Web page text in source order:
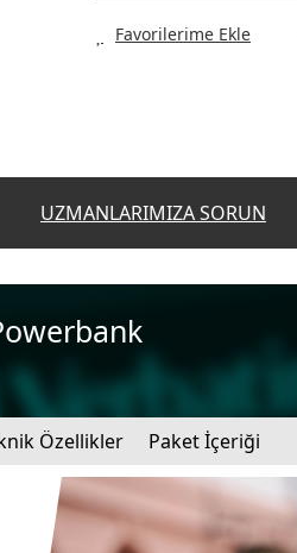
UZMANLARIMIZA SORUN
Özellikler Paket İçeriği